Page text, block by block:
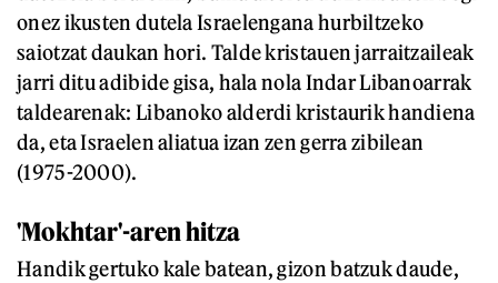
onez ikusten dutela Israelengana hurbiltzeko
saiotzat daukan hori. Talde kristauen jarraitzaileak
jarri ditu adibide gisa, hala nola Indar Libanoarrak
taldearenak: Libanoko alderdi kristaurik handiena
da, eta Israelen aliatua izan zen gerra zibilean
(1975-2000).
'Mokhtar'-aren hitza
Handik gertuko kale batean, gizon batzuk daude,